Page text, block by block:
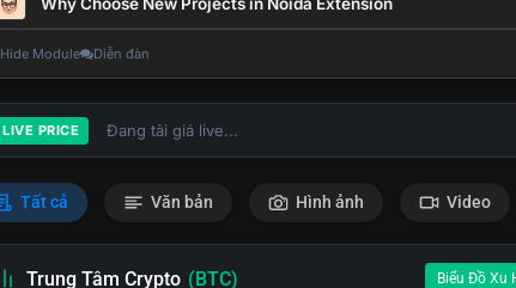
Hide Module Diễn đàn
LIVE PRICE Đang tải giá live...
Tất cả Văn bản Hình ảnh Video
Trung Tâm Crypto (BTC) Biểu Đồ Xu